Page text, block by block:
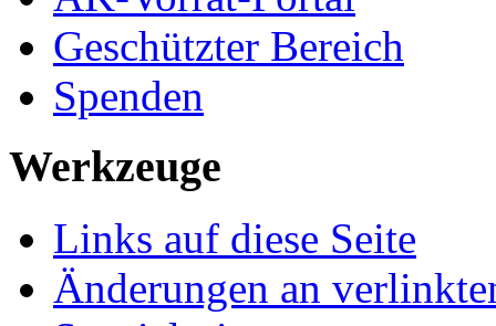
Geschützter Bereich
Spenden
Werkzeuge
Links auf diese Seite
Änderungen an